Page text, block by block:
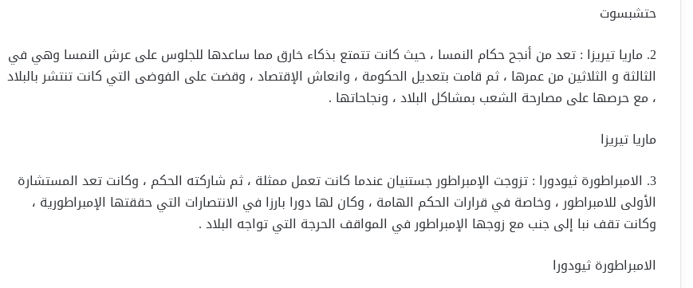
حتشبسوت
2. ماريا تيريزا : تعد من أنجح حكام النمسا ، حيث كانت تتمتع بذكاء خارق مما ساعدها للجلوس على عرش النمسا وهي في
الثالثة و الثلاثين من عمرها ، ثم قامت بتعديل الحكومة ، وانعاش الإقتصاد ، وقضت على الفوضى التي كانت تنتشر بالبلاد
، مع حرصها على مصارحة الشعب بمشاكل البلاد ، ونجاحاتها .
ماريا تيريزا
3. الامبراطورة ثيودورا : تزوجت الإمبراطور جستنيان عندما كانت تعمل ممثلة ، ثم شاركته الحكم ، وكانت تعد المستشارة
الأولى للامبراطور ، وخاصة في قرارات الحكم الهامة ، وكان لها دورا بارزا في الانتصارات التي حققتها الإمبراطورية ،
وكانت تقف نبا إلى جنب مع زوجها الإمبراطور في المواقف الحرجة التي تواجه البلاد .
الامبراطورة ثيودورا